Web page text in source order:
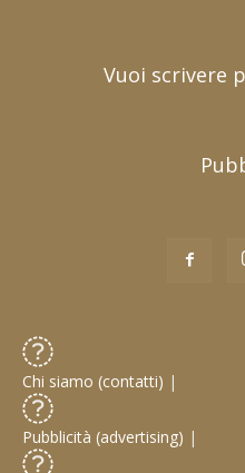
Vuoi scrivere
Chi siamo (contatti) |
Pubblicità (advertising) |